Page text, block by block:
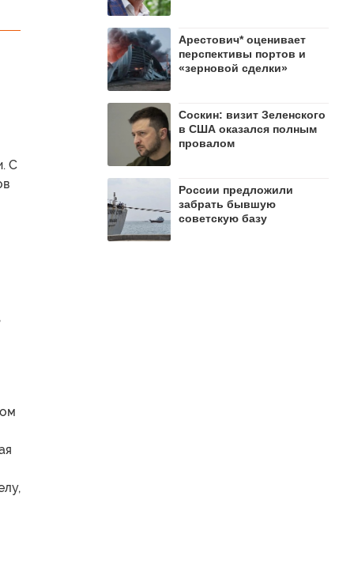
С
Арестович* оценивает
перспективы портов и
«зерновой сделки»
Соскин: визит Зеленского
в США оказался полным
провалом
России предложили
забрать бывшую
советскую базу